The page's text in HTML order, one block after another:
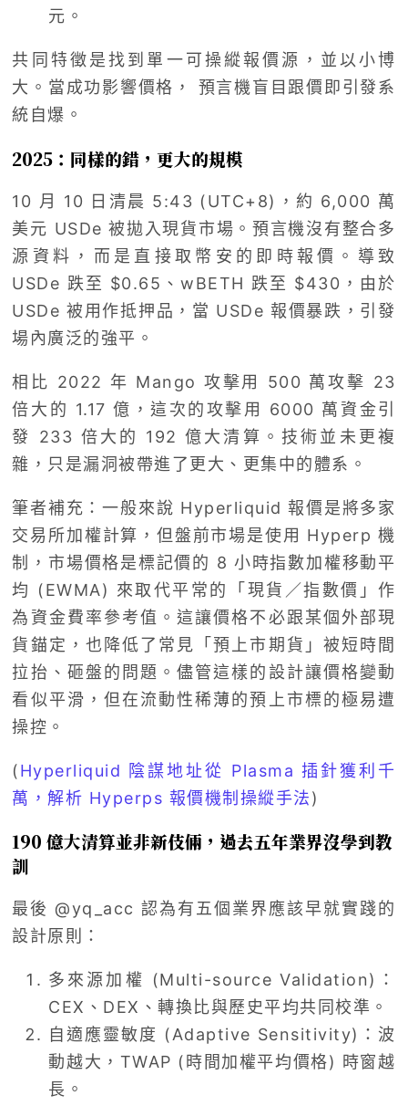
元。
共同特徵是找到單一可操縱報價源，並以小博
大。當成功影響價格， 預言機盲目跟價即引發系
統自爆。
2025：同樣的錯，更大的規模
10 月 10 日清晨 5:43 (UTC+8)，約 6,000 萬
美元 USDe 被拋入現貨市場。預言機沒有整合多
源資料，而是直接取幣安的即時報價。導致
USDe 跌至 $0.65、wBETH 跌至 $430，由於
USDe 被用作抵押品，當 USDe 報價暴跌，引發
場內廣泛的強平。
相比 2022 年 Mango 攻擊用 500 萬攻擊 23
倍大的 1.17 億，這次的攻擊用 6000 萬資金引
發 233 倍大的 192 億大清算。技術並未更複
雜，只是漏洞被帶進了更大、更集中的體系。
筆者補充：一般來說 Hyperliquid 報價是將多家
交易所加權計算，但盤前市場是使用 Hyperp 機
制，市場價格是標記價的 8 小時指數加權移動平
均 (EWMA) 來取代平常的「現貨／指數價」作
為資金費率參考值。這讓價格不必跟某個外部現
貨錨定，也降低了常見「預上市期貨」被短時間
拉抬、砸盤的問題。儘管這樣的設計讓價格變動
看似平滑，但在流動性稀薄的預上市標的極易遭
操控。
(Hyperliquid 陰謀地址從 Plasma 插針獲利千
萬，解析 Hyperps 報價機制操縱手法)
190 億大清算並非新伎倆，過去五年業界沒學到教
訓
最後 @yq_acc 認為有五個業界應該早就實踐的
設計原則：
多來源加權 (Multi-source Validation)：
CEX、DEX、轉換比與歷史平均共同校準。
自適應靈敏度 (Adaptive Sensitivity)：波
動越大，TWAP (時間加權平均價格) 時窗越
長。